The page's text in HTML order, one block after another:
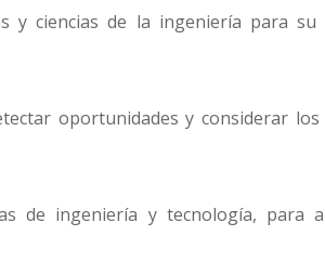
y ciencias de la ingeniería para
oportunidades y considerar
de ingeniería y tecnología, para